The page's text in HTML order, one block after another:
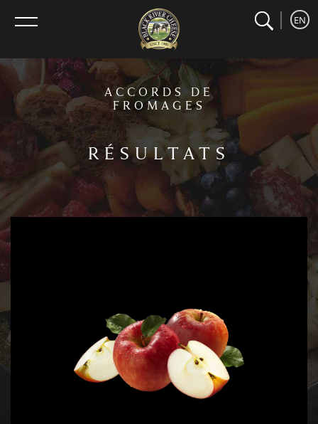
home Recherche
EN
ACCORDS DE
FROMAGES
RÉSULTATS